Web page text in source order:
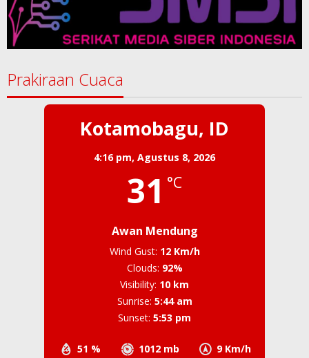
Prakiraan Cuaca
Kotamobagu, ID
4:16 pm, Agustus 8, 2026
31 °C
Awan Mendung
51 % 1012 mb 9 Km/h
Wind Gust: 12 Km/h
Clouds: 92%
Visibility: 10 km
Sunrise: 5:44 am
Sunset: 5:53 pm